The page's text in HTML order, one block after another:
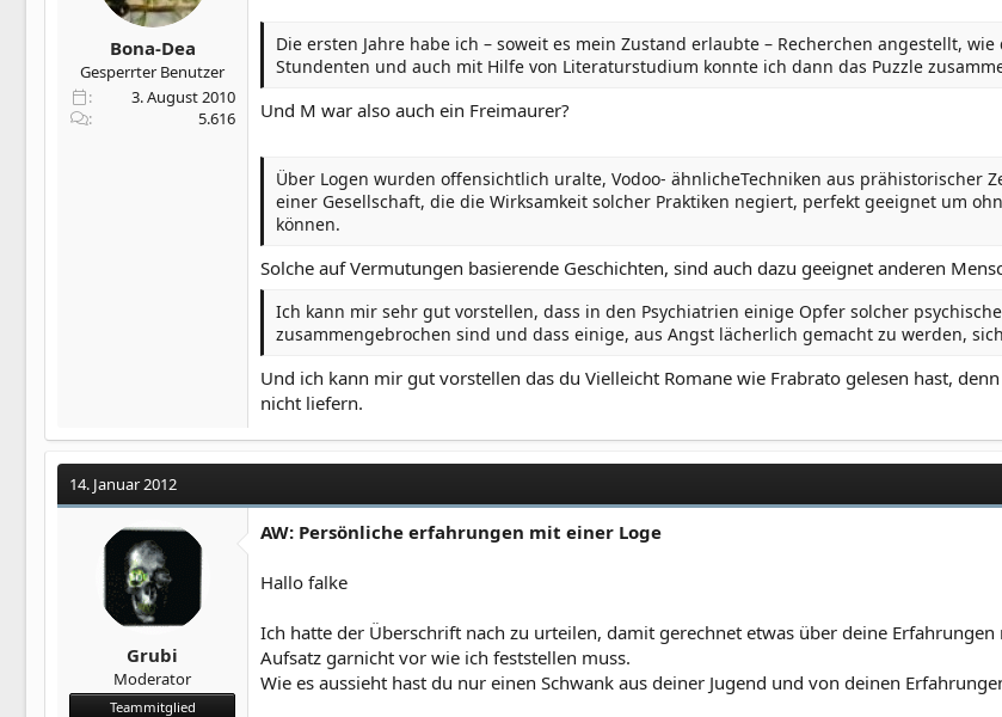
Bona-Dea
Gesperrter Benutzer
3. August 2010
5.616
Die ersten Jahre habe ich – soweit es mein Zustand erlaubte – Recherchen angestellt,
Stundenten und auch mit Hilfe von Literaturstudium konnte ich dann das Puzzle
Und M war also auch ein Freimaurer?
Über Logen wurden offensichtlich uralte, Vodoo- ähnlicheTechniken aus
einer Gesellschaft, die die Wirksamkeit solcher Praktiken negiert, perfekt geeignet um
können.
Solche auf Vermutungen basierende Geschichten, sind auch dazu geeignet anderen
Ich kann mir sehr gut vorstellen, dass in den Psychiatrien einige Opfer solcher
zusammengebrochen sind und dass einige, aus Angst lächerlich gemacht zu werden,
Und ich kann mir gut vorstellen das du Vielleicht Romane wie Frabrato gelesen hast,
nicht liefern.
14. Januar 2012
Grubi
Moderator
Teammitglied
AW: Persönliche erfahrungen mit einer Loge
Hallo falke
Ich hatte der Überschrift nach zu urteilen, damit gerechnet etwas über deine
Aufsatz garnicht vor wie ich feststellen muss.
Wie es aussieht hast du nur einen Schwank aus deiner Jugend und von deinen